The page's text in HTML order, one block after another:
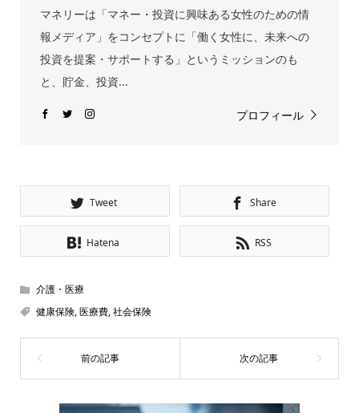
マネリーは「マネー・投資に興味ある女性のための情
報メディア」をコンセプトに「働く女性に、未来への
投資を提案・サポートする」というミッションのも
と、貯金、投資...
プロフィール
Tweet Share
Hatena RSS
介護・医療
健康保険,医療費,社会保険